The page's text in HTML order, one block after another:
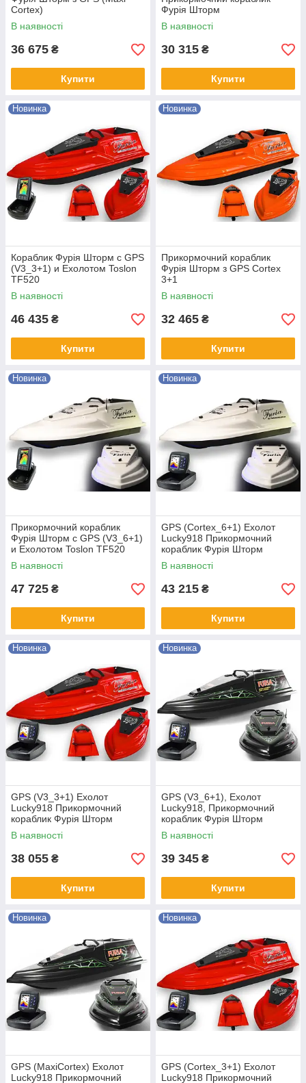
Cortex)
В наявності
36 675 ₴
Купити
Фурія Шторм
В наявності
30 315 ₴
Купити
Новинка
Кораблик Фурія Шторм с GPS
(V3_3+1) и Ехолотом Toslon
TF520
В наявності
46 435 ₴
Купити
Новинка
Прикормочний кораблик
Фурія Шторм з GPS Cortex
3+1
В наявності
32 465 ₴
Купити
Новинка
Прикормочний кораблик
Фурія Шторм с GPS (V3_6+1)
и Ехолотом Toslon TF520
В наявності
47 725 ₴
Купити
Новинка
GPS (Cortex_6+1) Ехолот
Lucky918 Прикормочний
кораблик Фурія Шторм
В наявності
43 215 ₴
Купити
Новинка
GPS (V3_3+1) Ехолот
Lucky918 Прикормочний
кораблик Фурія Шторм
В наявності
38 055 ₴
Купити
Новинка
GPS (V3_6+1), Ехолот
Lucky918, Прикормочний
кораблик Фурія Шторм
В наявності
39 345 ₴
Купити
Новинка
GPS (MaxiCortex) Ехолот
Lucky918 Прикормочний
Новинка
GPS (Cortex_3+1) Ехолот
Lucky918 Прикормочний